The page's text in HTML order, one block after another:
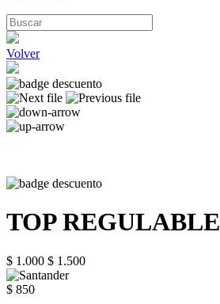
Volver
TOP REGULABLE
$ 1.000 $ 1.500
$ 850